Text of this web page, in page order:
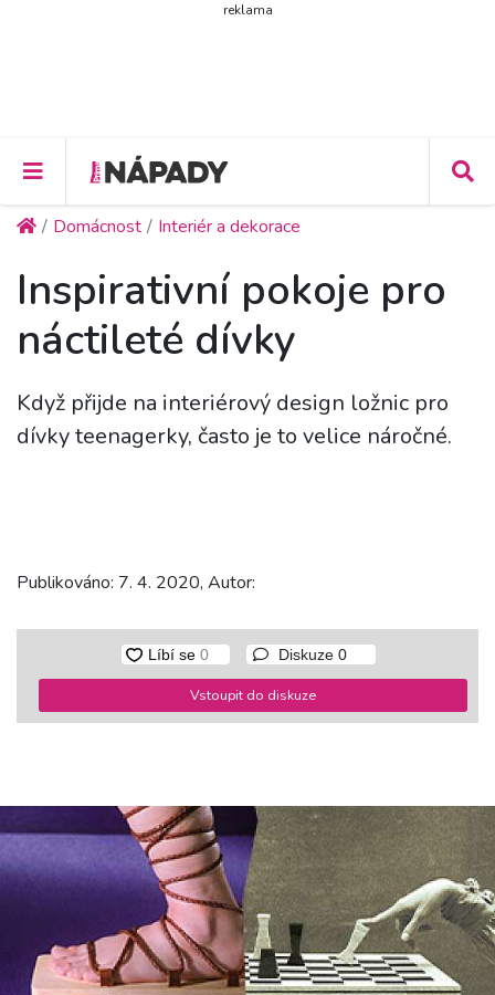
reklama
Domácnost Interiér a dekorace
Inspirativní pokoje pro
náctileté dívky
Když přijde na interiérový design ložnic pro
dívky teenagerky, často je to velice náročné.
Publikováno: 7. 4. 2020, Autor:
Diskuze 0
Vstoupit do diskuze